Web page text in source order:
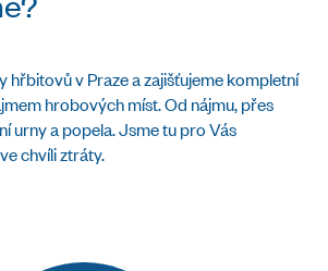
hřbitovů v Praze a zajišťujeme kompletní
hrobových míst. Od nájmu, přes
urny a popela. Jsme tu pro Vás
chvíli ztráty.